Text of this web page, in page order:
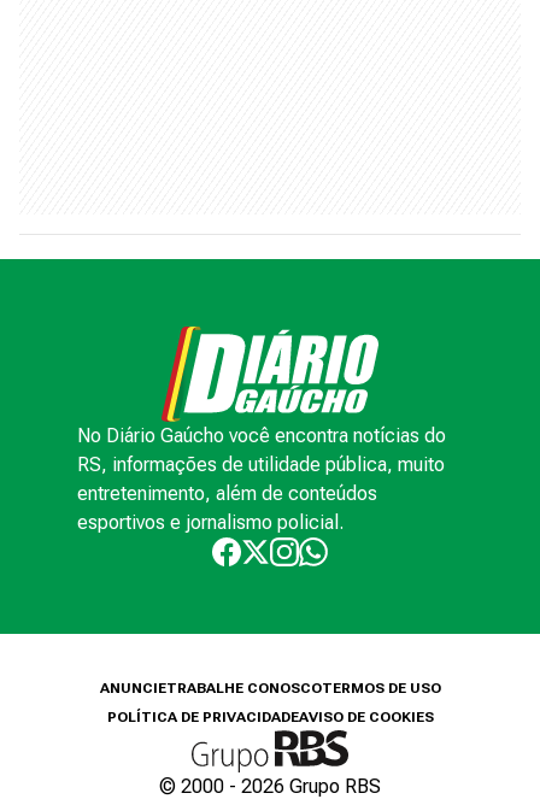
No Diário Gaúcho você encontra notícias do
RS, informações de utilidade pública, muito
entretenimento, além de conteúdos
esportivos e jornalismo policial.
ANUNCIETRABALHE CONOSCOTERMOS DE USO
POLÍTICA DE PRIVACIDADEAVISO DE COOKIES
© 2000 - 2026 Grupo RBS